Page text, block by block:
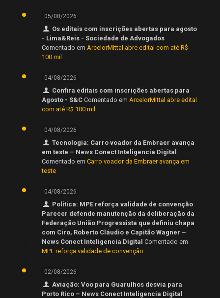
05/08/2026
Os editais com inscrições abertas para agosto
- Lima&Reis - Sociedade de Advogados
Comentado em ArcelorMittal abre edital com até R$
100 mil
04/08/2026
Confira editais com inscrições abertas para
Agosto - S&C Comentado em ArcelorMittal abre edital
com até R$ 100 mil
04/08/2026
Tecnologia: Carro voador da Embraer avança
em teste – News Conect Inteligencia Digital
Comentado em Carro voador da Embraer avança em
teste
04/08/2026
Política: MPE reforça validade de convenção
Parecer defende manutenção da deliberação da
Federação União Progressista que definiu chapa
com Ciro, Roberto Cláudio e Capitão Wagner –
News Conect Inteligencia Digital Comentado em
MPE reforça validade de convenção
02/08/2026
Aviação: Voo para Guarulhos desvia para
Porto Rico – News Conect Inteligencia Digital